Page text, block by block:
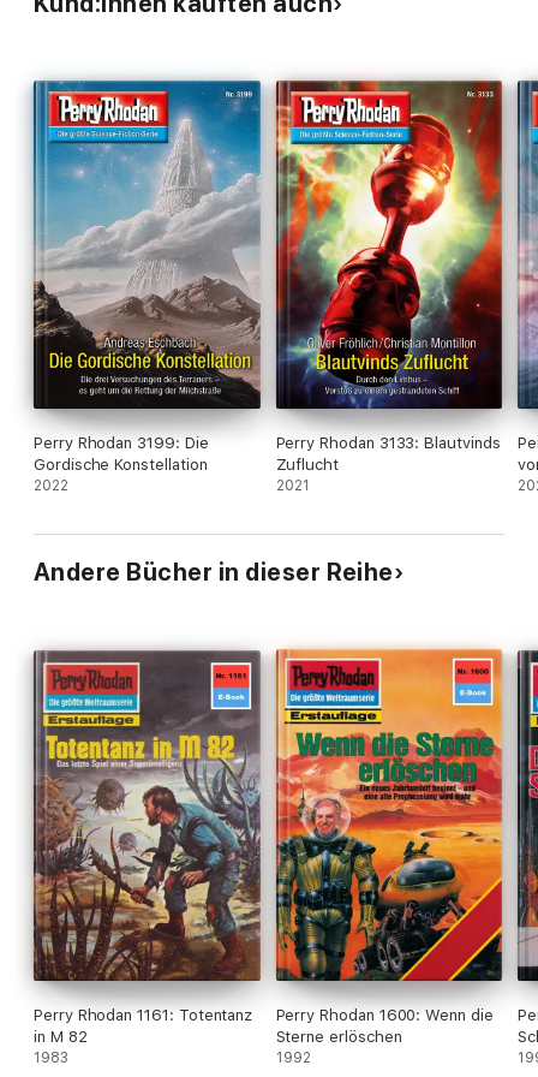
Perry Rhodan 3199: Die
Gordische Konstellation
2022
Perry Rhodan 3133: Blautvinds
Zuflucht
2021
Andere Bücher in dieser Reihe
Perry Rhodan 1161: Totentanz
in M 82
1983
Perry Rhodan 1600: Wenn die
Sterne erlöschen
1992